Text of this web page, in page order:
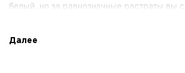
белый, но за равнозначные растраты вы
следования и иные предложения от Right
Далее